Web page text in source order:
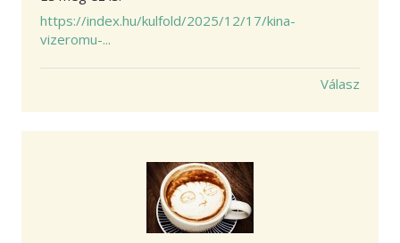
https://index.hu/kulfold/2025/12/17/kina-
vizeromu-...
Válasz